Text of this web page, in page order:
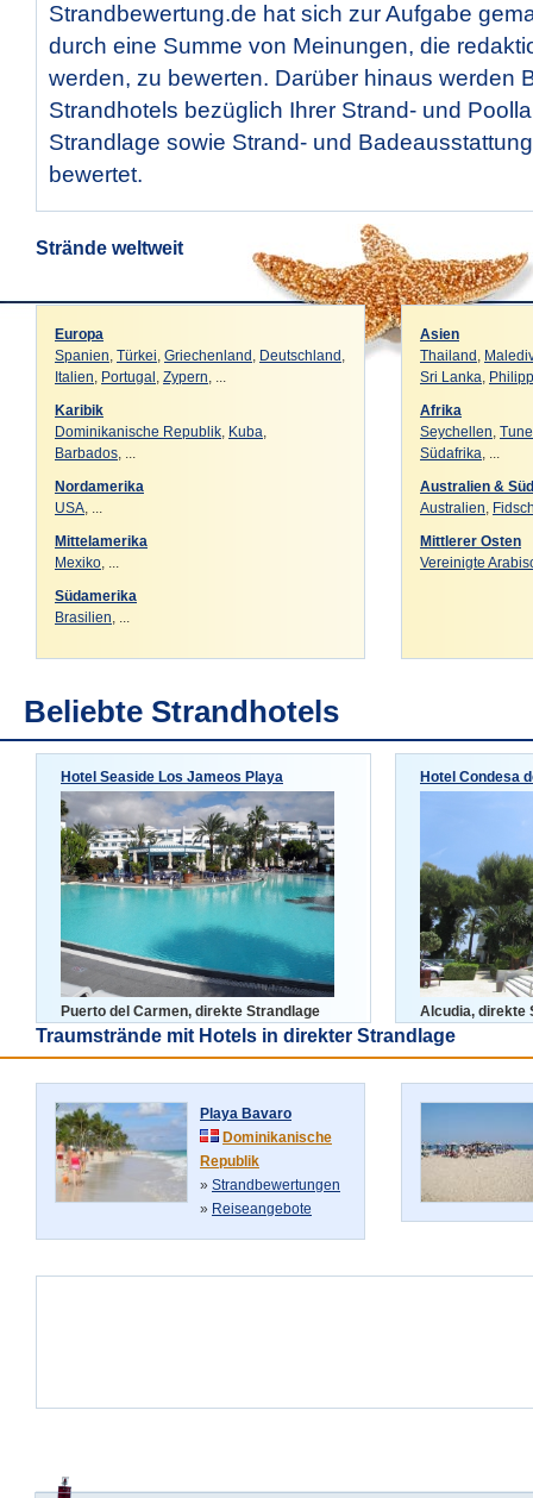
Strandbewertung.de hat sich zur Aufgabe
durch eine Summe von Meinungen, die
werden, zu bewerten. Darüber hinaus werden
Strandhotels bezüglich Ihrer Strand- und
Strandlage sowie Strand- und
bewertet.
Strände weltweit
Europa
Spanien, Türkei, Griechenland , Deutschland ,
Italien, Portugal , Zypern, ...
Karibik
Dominikanische Republik, Kuba,
Barbados, ...
Nordamerika
USA, ...
Mittelamerika
Mexiko, ...
Südamerika
Brasilien, ...
Asien
Thailand ,
Sri Lanka,
Afrika
Seychellen,
Südafrika, ...
Australien &
Australien,
Mittlerer Osten
Vereinigte
Beliebte Strandhotels
Hotel Seaside Los Jameos Playa
Puerto del Carmen, direkte Strandlage
Hotel Condesa
Alcudia, direkte
Traumstrände mit Hotels in direkter Strandlage
Playa Bavaro
Dominikanische
Republik
» Strandbewertungen
» Reiseangebote